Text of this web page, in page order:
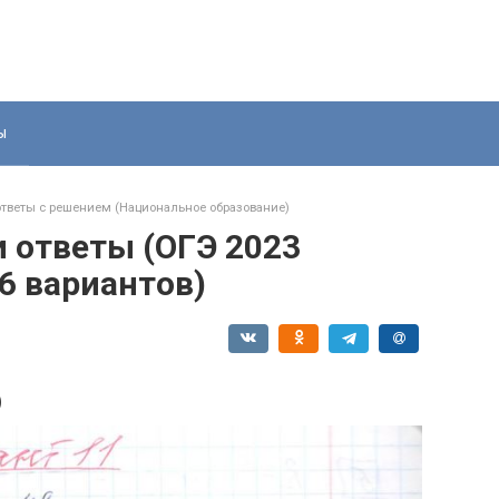
с решением (Национальное образование)
ответы (ОГЭ 2023
вариантов)